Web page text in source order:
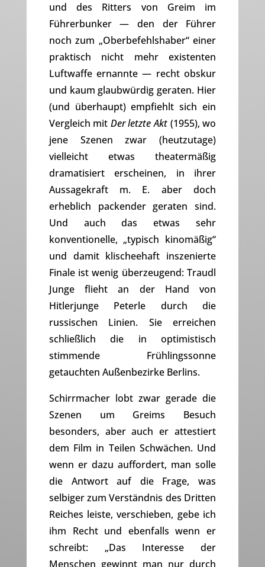
und des Ritters von Greim im
Führerbunker — den der Führer
noch zum „Oberbefehlshaber“ einer
praktisch nicht mehr existenten
Luftwaffe ernannte — recht obskur
und kaum glaubwürdig geraten. Hier
(und überhaupt) empfiehlt sich ein
Vergleich mit Der letzte Akt (1955), wo
jene Szenen zwar (heutzutage)
vielleicht etwas theatermäßig
dramatisiert erscheinen, in ihrer
Aussagekraft m. E. aber doch
erheblich packender geraten sind.
Und auch das etwas sehr
konventionelle, „typisch kinomäßig“
und damit klischeehaft inszenierte
Finale ist wenig überzeugend: Traudl
Junge flieht an der Hand von
Hitlerjunge Peterle durch die
russischen Linien. Sie erreichen
schließlich die in optimistisch
stimmende Frühlingssonne
getauchten Außenbezirke Berlins.
Schirrmacher lobt zwar gerade die
Szenen um Greims Besuch
besonders, aber auch er attestiert
dem Film in Teilen Schwächen. Und
wenn er dazu auffordert, man solle
die Antwort auf die Frage, was
selbiger zum Verständnis des Dritten
Reiches leiste, verschieben, gebe ich
ihm Recht und ebenfalls wenn er
schreibt: „Das Interesse der
Menschen gewinnt man nur durch